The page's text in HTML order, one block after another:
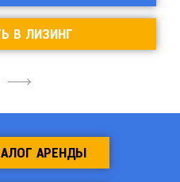
В ЛИЗИНГ
6
АРЕНДЫ